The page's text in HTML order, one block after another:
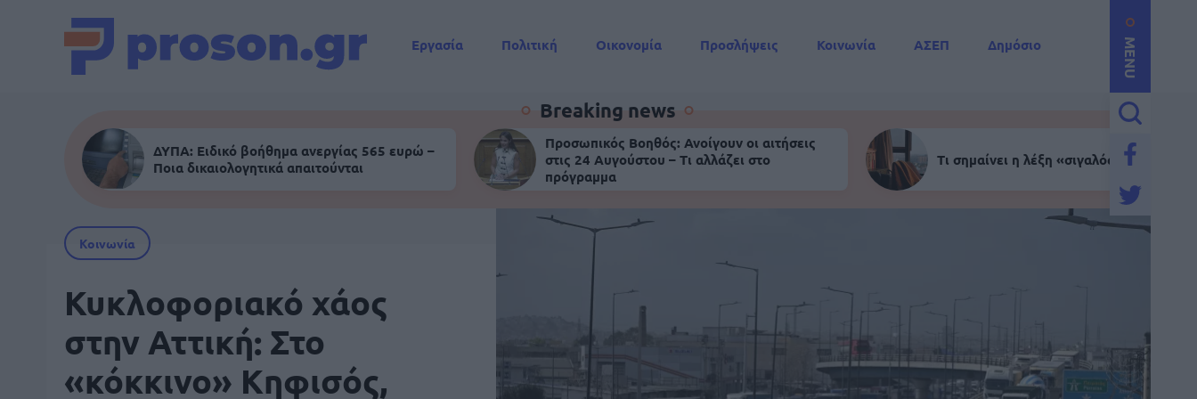
MENU
Εργασία Πολιτική Οικονομία Προσλήψεις Κοινωνία ΑΣΕΠ
Δημόσιο
Breaking news
ΔΥΠΑ: Ειδικό βοήθημα ανεργίας 565 ευρώ –
Ποια δικαιολογητικά απαιτούνται
Προσωπικός Βοηθός: Ανοίγουν οι αιτήσεις
στις 24 Αυγούστου – Τι αλλάζει στο
πρόγραμμα
Τι σημαίνει η λέξη «σιγαλός»
Κοινωνία
Κυκλοφοριακό χάος
στην Αττική: Στο
«κόκκινο» Κηφισός,